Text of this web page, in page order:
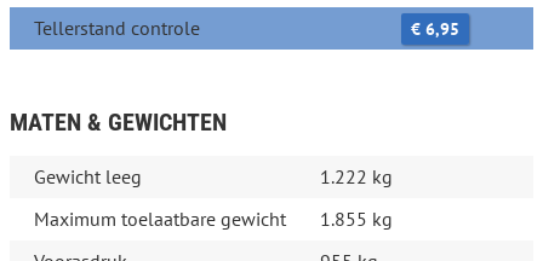
Tellerstand controle
€ 6,95
MATEN & GEWICHTEN
Gewicht leeg
1.222 kg
Maximum toelaatbare gewicht
1.855 kg